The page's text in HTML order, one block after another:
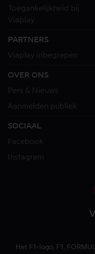
Toegankelijkheid bij
Viaplay
PARTNERS
Viaplay inbegrepen
OVER ONS
Pers & Nieuws
Aanmelden publiek
SOCIAAL
Facebook
Instagram
Het F1-logo, F1,